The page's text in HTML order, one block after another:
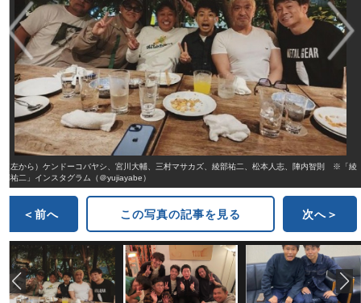
（左から）ケンドーコバヤシ、宮川大輔、三村マサカズ、綾部祐二、松本人志、陣内智則 ※「綾
部祐二」インスタグラム（＠yujiayabe）
＜前へ この写真の記事を見る 次へ＞